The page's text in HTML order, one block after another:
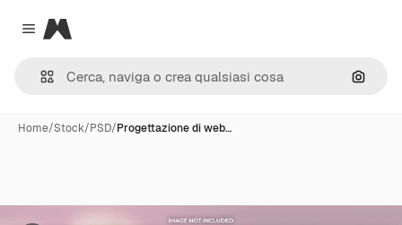
Close menu
Magnific
Cerca
Home/Stock/PSD/Progettazione di web…